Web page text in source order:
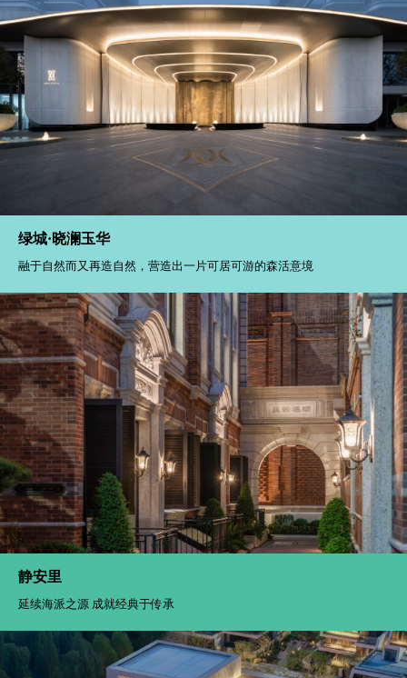
绿城·晓澜玉华
融于自然而又再造自然，营造出一片可居可游的森活意境
静安里
延续海派之源 成就经典于传承